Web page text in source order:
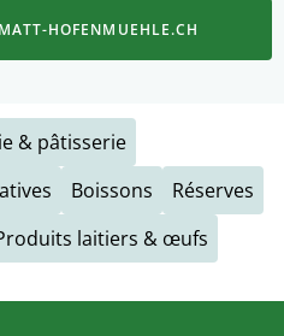
HOFENMUEHLE.CH
& pâtisserie
Boissons
Réserves
laitiers & œufs